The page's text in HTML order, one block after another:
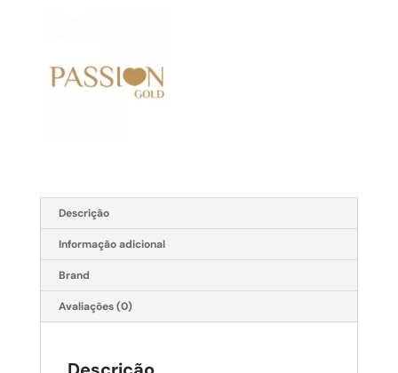
Descrição
Informação adicional
Brand
Avaliações (0)